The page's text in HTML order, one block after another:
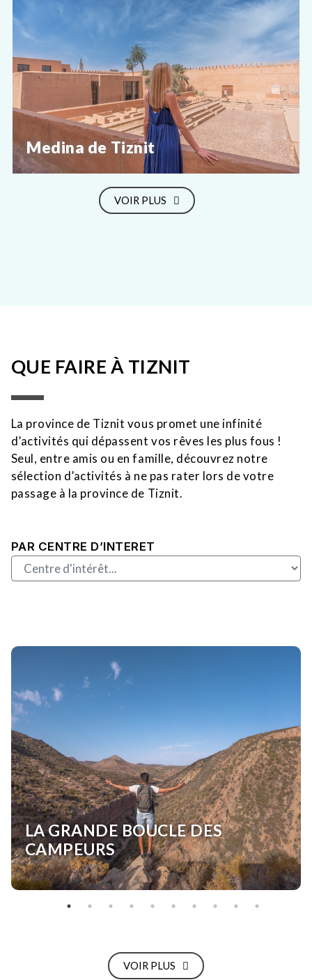
Medina de Tiznit
VOIR PLUS
QUE FAIRE À TIZNIT
La province de Tiznit vous promet une infinité
d’activités qui dépassent vos rêves les plus fous !
Seul, entre amis ou en famille, découvrez notre
sélection d’activités à ne pas rater lors de votre
passage à la province de Tiznit.
PAR CENTRE D’INTERET
LA GRANDE BOUCLE DES
CAMPEURS
VOIR PLUS